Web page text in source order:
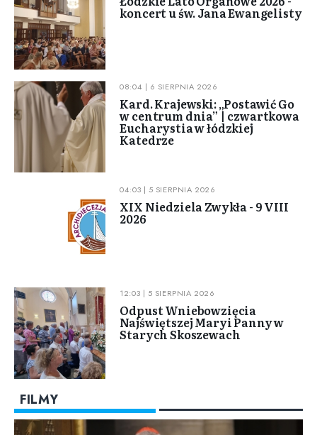
koncert u św. Jana Ewangelisty
08:04 | 6 SIERPNIA 2026
Kard. Krajewski: „Postawić Go
w centrum dnia” | czwartkowa
Eucharystia w łódzkiej
Katedrze
04:03 | 5 SIERPNIA 2026
XIX Niedziela Zwykła - 9 VIII
2026
12:03 | 5 SIERPNIA 2026
Odpust Wniebowzięcia
Najświętszej Maryi Panny w
Starych Skoszewach
FILMY